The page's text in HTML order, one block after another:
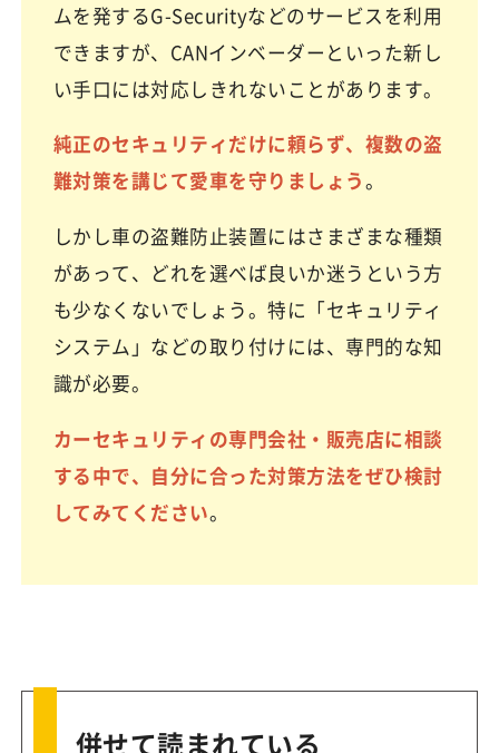
ムを発するG-Securityなどのサービスを利用
できますが、CANインベーダーといった新し
い手口には対応しきれないことがあります。
純正のセキュリティだけに頼らず、複数の盗
難対策を講じて愛車を守りましょう。
しかし車の盗難防止装置にはさまざまな種類
があって、どれを選べば良いか迷うという方
も少なくないでしょう。特に「セキュリティ
システム」などの取り付けには、専門的な知
識が必要。
カーセキュリティの専門会社・販売店に相談
する中で、自分に合った対策方法をぜひ検討
してみてください。
併せて読まれている